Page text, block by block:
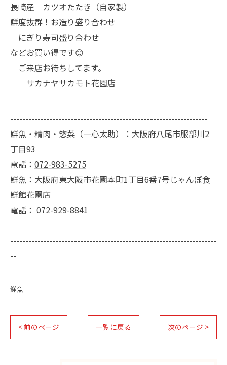
長崎産 カツオたたき（自家製）
鮮度抜群！お造り盛り合わせ
にぎり寿司盛り合わせ
などお買い得です😊
ご来店お待ちしてます。
サカナヤサカモト花園店
-----------------------------------------------------------------
鮮魚・精肉・惣菜（一心太助）：大阪府八尾市服部川2
丁目93
電話： 072-983-5275
鮮魚：大阪府東大阪市花園本町1丁目6番7号じゃんぼ食
鮮館花園店
電話： 072-929-8841
--------------------------------------------------------------------
--
鮮魚
< 前のページ 一覧に戻る 次のページ >